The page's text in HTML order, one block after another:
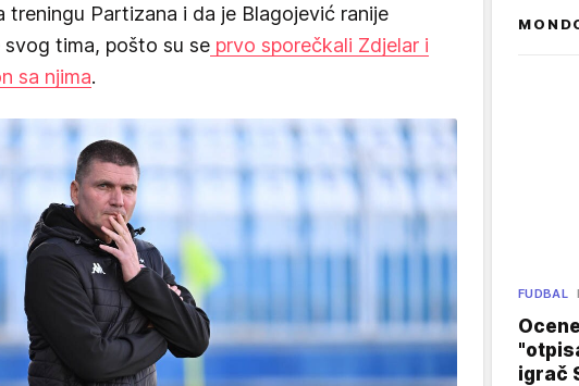
treningu Partizana i da je Blagojević ranije
tima, pošto su se prvo sporečkali Zdjelar i
sa njima.
FUDBAL
igrač